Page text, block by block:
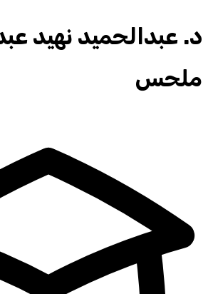
د. عبدالحميد نهيد
ملحس